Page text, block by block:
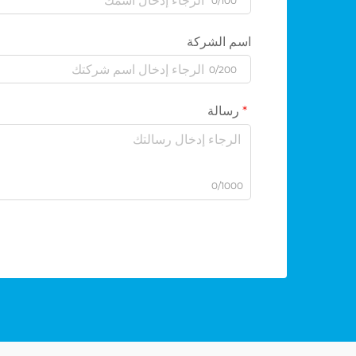
اسم الشركة
0/200
رسالة
0/1000